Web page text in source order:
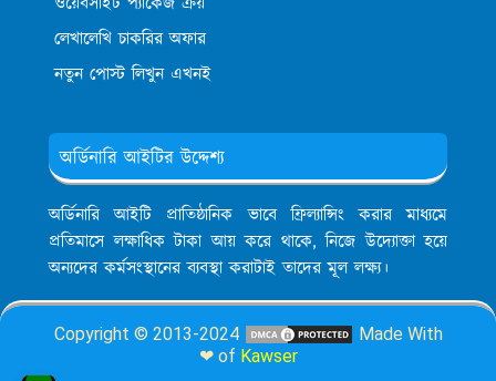
লেখালেখি চাকরির অফার
নতুন পোস্ট লিখুন এখনই
অর্ডিনারি আইটির উদ্দেশ্য
অর্ডিনারি আইটি প্রাতিষ্ঠানিক ভাবে ফ্রিল্যান্সিং করার মাধ্যমে
প্রতিমাসে লক্ষাধিক টাকা আয় করে থাকে, নিজে উদ্যোক্তা হয়ে
অন্যদের কর্মসংস্থানের ব্যবস্থা করাটাই তাদের মূল লক্ষ্য।
Copyright © 2013-2024
Made With
❤ of Kawser